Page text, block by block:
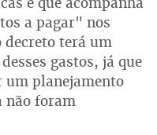
a pagar" nos
decreto terá um
gastos, já que
um planejamento
não foram